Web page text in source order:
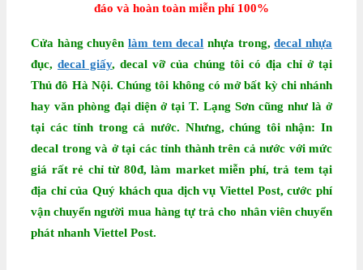
đáo và hoàn toàn miễn phí 100%
Cửa hàng chuyên làm tem decal nhựa trong,decal nhựa
đục, decal giấy, decal vỡ của chúng tôi có địa chỉ ở tại
Thủ đô Hà Nội. Chúng tôi không có mở bất kỳ chi nhánh
hay văn phòng đại diện ở tại T. Lạng Sơn cũng như là ở
tại các tỉnh trong cả nước. Nhưng, chúng tôi nhận: In
decal trong và ở tại các tỉnh thành trên cả nước với mức
giá rất rẻ chỉ từ 80đ, làm market miễn phí, trả tem tại
địa chỉ của Quý khách qua dịch vụ Viettel Post, cước phí
vận chuyển người mua hàng tự trả cho nhân viên chuyển
phát nhanh Viettel Post.